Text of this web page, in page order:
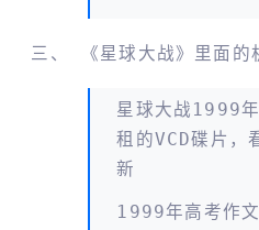
《星球大战》里面
星球大战1999
租的VCD碟片，
新
1999年高考作